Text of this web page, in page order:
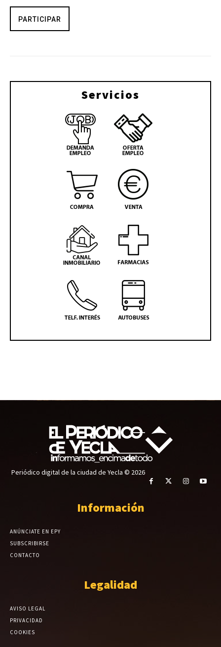
PARTICIPAR
Servicios
Periódico digital de la ciudad de Yecla © 2026
Información
ANÚNCIATE EN EPY
SUBSCRIBIRSE
CONTACTO
Legalidad
AVISO LEGAL
PRIVACIDAD
COOKIES